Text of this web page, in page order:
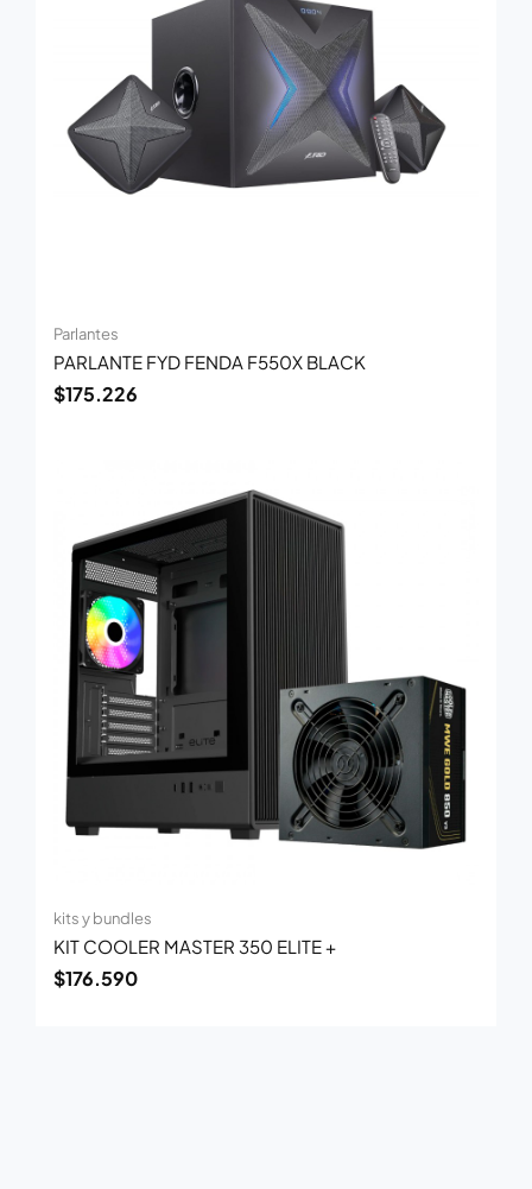
Parlantes
PARLANTE FYD FENDA F550X BLACK
$175.226
kits y bundles
KIT COOLER MASTER 350 ELITE +
$176.590